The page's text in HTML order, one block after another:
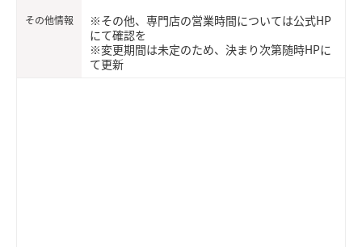
その他情報
※その他、専門店の営業時間については公式HP
にて確認を
※変更期間は未定のため、決まり次第随時HPに
て更新